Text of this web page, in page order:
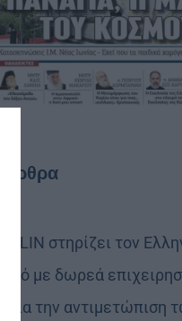
άρθρα
στηρίζει τον
με δωρεά
για την αντιμετώπιση